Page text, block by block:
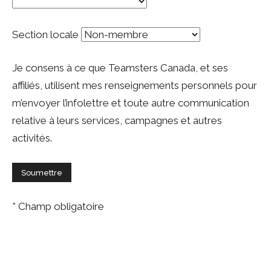
Section locale
Je consens à ce que Teamsters Canada, et ses
affiliés, utilisent mes renseignements personnels pour
m’envoyer l’infolettre et toute autre communication
relative à leurs services, campagnes et autres
activités.
* Champ obligatoire